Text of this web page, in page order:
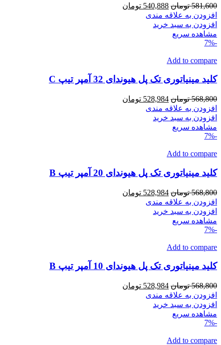
581,600 تومان قیمت
اصلی
540,888 تومان
افزودن به علاقه مندی
افزودن به سبد خرید
مشاهده سریع
-7%
Add to compare
کلید مینیاتوری تک پل هیوندای 32 آمپر تیپ C
568,800 تومان قیمت
اصلی
528,984 تومان
افزودن به علاقه مندی
افزودن به سبد خرید
مشاهده سریع
-7%
Add to compare
کلید مینیاتوری تک پل هیوندای 20 آمپر تیپ B
568,800 تومان قیمت
اصلی
528,984 تومان
افزودن به علاقه مندی
افزودن به سبد خرید
مشاهده سریع
-7%
Add to compare
کلید مینیاتوری تک پل هیوندای 10 آمپر تیپ B
568,800 تومان قیمت
اصلی
528,984 تومان
افزودن به علاقه مندی
افزودن به سبد خرید
مشاهده سریع
-7%
Add to compare